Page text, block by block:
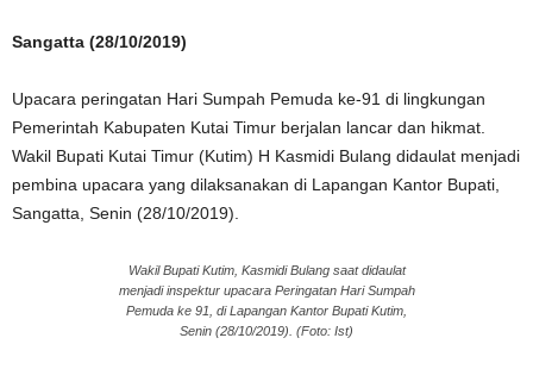
Sangatta (28/10/2019)
Upacara peringatan Hari Sumpah Pemuda ke-91 di lingkungan
Pemerintah Kabupaten Kutai Timur berjalan lancar dan hikmat.
Wakil Bupati Kutai Timur (Kutim) H Kasmidi Bulang didaulat menjadi
pembina upacara yang dilaksanakan di Lapangan Kantor Bupati,
Sangatta, Senin (28/10/2019).
Wakil Bupati Kutim, Kasmidi Bulang saat didaulat
menjadi inspektur upacara Peringatan Hari Sumpah
Pemuda ke 91, di Lapangan Kantor Bupati Kutim,
Senin (28/10/2019). (Foto: Ist)